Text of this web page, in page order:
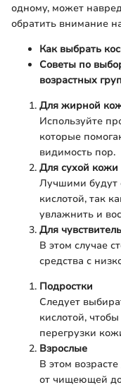
одному, может
обратить внимание
Как выбрать
Советы по
возрастных
Для жирной
Используйте
которые
видимость пор.
Для сухой кожи
Лучшими будут
кислотой, так
увлажнить и
Для
В этом случае
средства с
Подростки
Следует
кислотой,
перегрузки
Взрослые
В этом
от чищеющей